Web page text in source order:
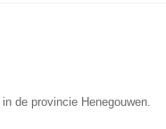
de provincie Henegouwen.